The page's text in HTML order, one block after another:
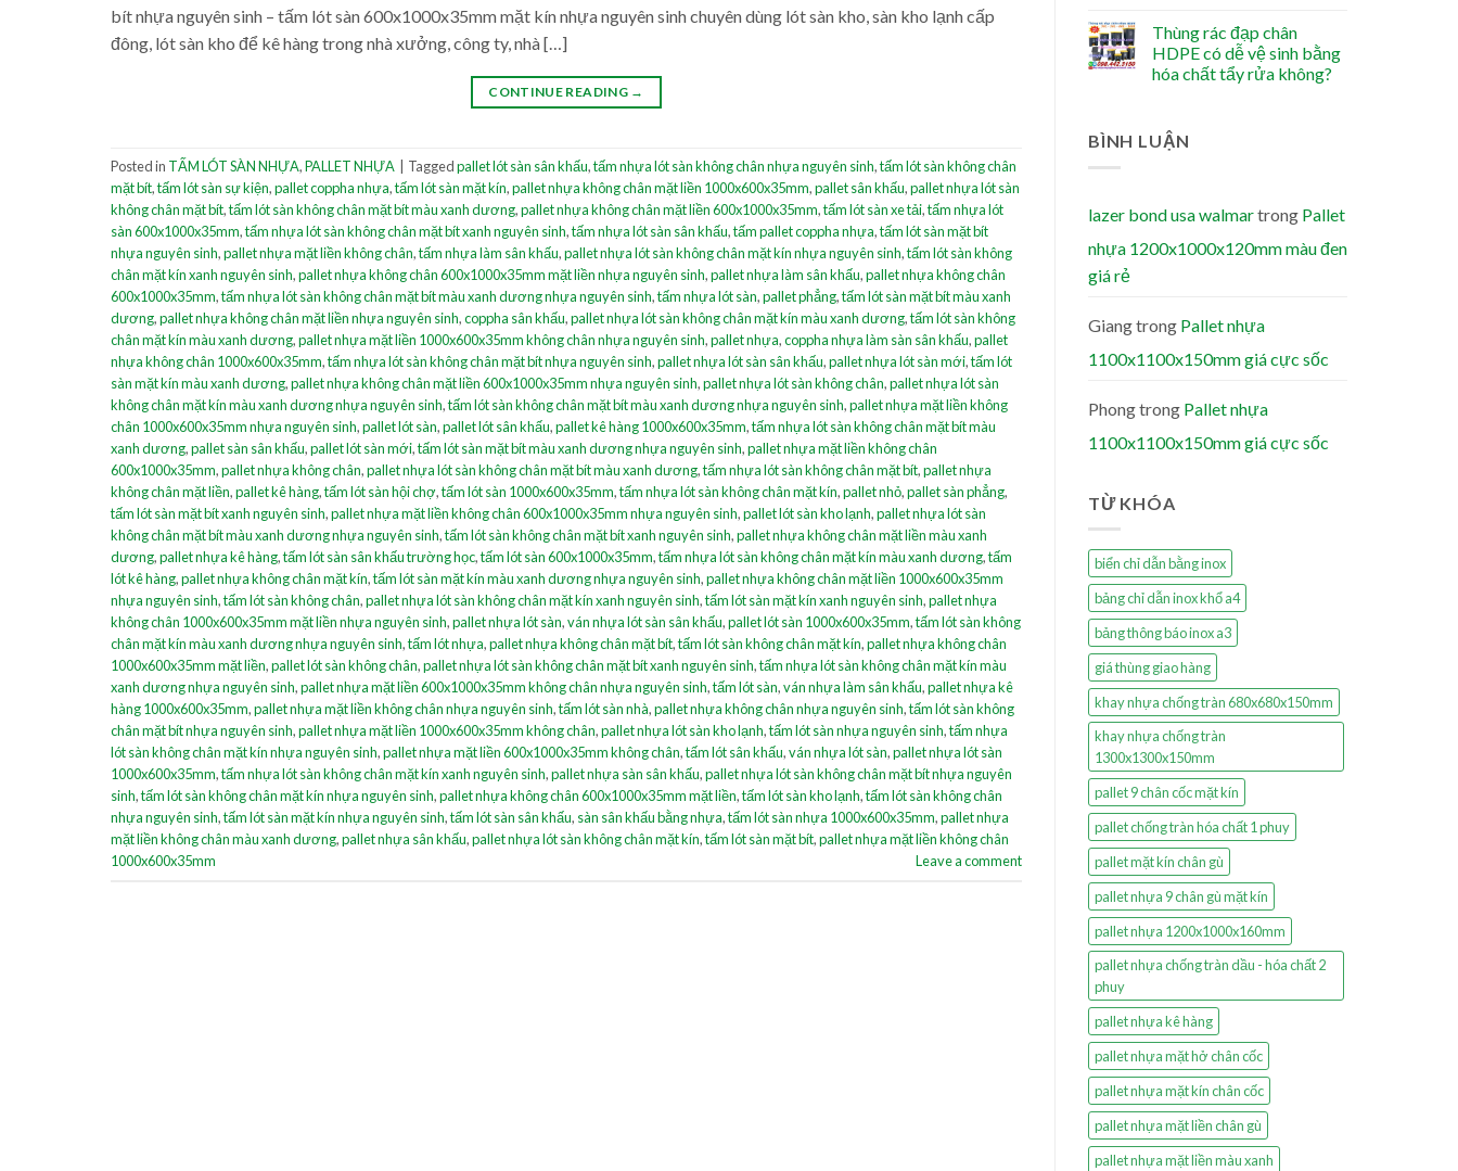
bít nhựa nguyên sinh – tấm lót sàn 600x1000x35mm mặt kín nhựa nguyên sinh chuyên dùng lót sàn kho, sàn kho lạnh cấp
đông, lót sàn kho để kê hàng trong nhà xưởng, công ty, nhà […]
CONTINUE READING →
Posted in TẤM LÓT SÀN NHỰA,PALLET NHỰA Taggedpallet lót sàn sân khấu,tấm nhựa lót sàn không chân nhựa nguyên sinh,tấm lót sàn không chân
mặt bít,tấm lót sàn sự kiện,pallet coppha nhựa,tấm lót sàn mặt kín,pallet nhựa không chân mặt liền 1000x600x35mm,pallet sân khấu,pallet nhựa lót sàn
không chân mặt bít,tấm lót sàn không chân mặt bít màu xanh dương,pallet nhựa không chân mặt liền 600x1000x35mm,tấm lót sàn xe tải,tấm nhựa lót
sàn 600x1000x35mm,tấm nhựa lót sàn không chân mặt bít xanh nguyên sinh,tấm nhựa lót sàn sân khấu,tấm pallet coppha nhựa,tấm lót sàn mặt bít
nhựa nguyên sinh,pallet nhựa mặt liền không chân,tấm nhựa làm sân khấu,pallet nhựa lót sàn không chân mặt kín nhựa nguyên sinh,tấm lót sàn không
chân mặt kín xanh nguyên sinh,pallet nhựa không chân 600x1000x35mm mặt liền nhựa nguyên sinh,pallet nhựa làm sân khấu,pallet nhựa không chân
600x1000x35mm,tấm nhựa lót sàn không chân mặt bít màu xanh dương nhựa nguyên sinh,tấm nhựa lót sàn,pallet phẳng,tấm lót sàn mặt bít màu xanh
dương,pallet nhựa không chân mặt liền nhựa nguyên sinh,coppha sân khấu,pallet nhựa lót sàn không chân mặt kín màu xanh dương,tấm lót sàn không
chân mặt kín màu xanh dương,pallet nhựa mặt liền 1000x600x35mm không chân nhựa nguyên sinh,pallet nhựa,coppha nhựa làm sàn sân khấu,pallet
nhựa không chân 1000x600x35mm,tấm nhựa lót sàn không chân mặt bít nhựa nguyên sinh,pallet nhựa lót sàn sân khấu,pallet nhựa lót sàn mới,tấm lót
sàn mặt kín màu xanh dương,pallet nhựa không chân mặt liền 600x1000x35mm nhựa nguyên sinh,pallet nhựa lót sàn không chân,pallet nhựa lót sàn
không chân mặt kín màu xanh dương nhựa nguyên sinh,tấm lót sàn không chân mặt bít màu xanh dương nhựa nguyên sinh,pallet nhựa mặt liền không
chân 1000x600x35mm nhựa nguyên sinh,pallet lót sàn,pallet lót sân khấu,pallet kê hàng 1000x600x35mm,tấm nhựa lót sàn không chân mặt bít màu
xanh dương,pallet sàn sân khấu,pallet lót sàn mới,tấm lót sàn mặt bít màu xanh dương nhựa nguyên sinh,pallet nhựa mặt liền không chân
600x1000x35mm,pallet nhựa không chân,pallet nhựa lót sàn không chân mặt bít màu xanh dương,tấm nhựa lót sàn không chân mặt bít,pallet nhựa
không chân mặt liền,pallet kê hàng,tấm lót sàn hội chợ,tấm lót sàn 1000x600x35mm,tấm nhựa lót sàn không chân mặt kín,pallet nhỏ,pallet sàn phẳng,
tấm lót sàn mặt bít xanh nguyên sinh,pallet nhựa mặt liền không chân 600x1000x35mm nhựa nguyên sinh,pallet lót sàn kho lạnh,pallet nhựa lót sàn
không chân mặt bít màu xanh dương nhựa nguyên sinh,tấm lót sàn không chân mặt bít xanh nguyên sinh,pallet nhựa không chân mặt liền màu xanh
dương,pallet nhựa kê hàng,tấm lót sàn sân khấu trường học,tấm lót sàn 600x1000x35mm,tấm nhựa lót sàn không chân mặt kín màu xanh dương,tấm
lót kê hàng,pallet nhựa không chân mặt kín,tấm lót sàn mặt kín màu xanh dương nhựa nguyên sinh,pallet nhựa không chân mặt liền 1000x600x35mm
nhựa nguyên sinh,tấm lót sàn không chân,pallet nhựa lót sàn không chân mặt kín xanh nguyên sinh,tấm lót sàn mặt kín xanh nguyên sinh,pallet nhựa
không chân 1000x600x35mm mặt liền nhựa nguyên sinh,pallet nhựa lót sàn,ván nhựa lót sàn sân khấu,pallet lót sàn 1000x600x35mm,tấm lót sàn không
chân mặt kín màu xanh dương nhựa nguyên sinh,tấm lót nhựa,pallet nhựa không chân mặt bít,tấm lót sàn không chân mặt kín,pallet nhựa không chân
1000x600x35mm mặt liền,pallet lót sàn không chân,pallet nhựa lót sàn không chân mặt bít xanh nguyên sinh,tấm nhựa lót sàn không chân mặt kín màu
xanh dương nhựa nguyên sinh,pallet nhựa mặt liền 600x1000x35mm không chân nhựa nguyên sinh,tấm lót sàn,ván nhựa làm sân khấu,pallet nhựa kê
hàng 1000x600x35mm,pallet nhựa mặt liền không chân nhựa nguyên sinh,tấm lót sàn nhà,pallet nhựa không chân nhựa nguyên sinh,tấm lót sàn không
chân mặt bít nhựa nguyên sinh,pallet nhựa mặt liền 1000x600x35mm không chân,pallet nhựa lót sàn kho lạnh,tấm lót sàn nhựa nguyên sinh,tấm nhựa
lót sàn không chân mặt kín nhựa nguyên sinh,pallet nhựa mặt liền 600x1000x35mm không chân,tấm lót sân khấu,ván nhựa lót sàn,pallet nhựa lót sàn
1000x600x35mm,tấm nhựa lót sàn không chân mặt kín xanh nguyên sinh,pallet nhựa sàn sân khấu,pallet nhựa lót sàn không chân mặt bít nhựa nguyên
sinh,tấm lót sàn không chân mặt kín nhựa nguyên sinh,pallet nhựa không chân 600x1000x35mm mặt liền,tấm lót sàn kho lạnh,tấm lót sàn không chân
nhựa nguyên sinh,tấm lót sàn mặt kín nhựa nguyên sinh,tấm lót sàn sân khấu, sàn sân khấu bằng nhựa,tấm lót sàn nhựa 1000x600x35mm,pallet nhựa
mặt liền không chân màu xanh dương,pallet nhựa sân khấu,pallet nhựa lót sàn không chân mặt kín,tấm lót sàn mặt bít,pallet nhựa mặt liền không chân
1000x600x35mm
Leave a comment
Thùng rác đạp chân
HDPE có dễ vệ sinh bằng
hóa chất tẩy rửa không?
BÌNH LUẬN
lazer bond usa walmartrong Pallet
nhựa 1200x1000x120mm màu đen
giá rẻ
Giangtrong Pallet nhựa
1100x1100x150mm giá cực sốc
Phongtrong Pallet nhựa
1100x1100x150mm giá cực sốc
TỪ KHÓA
biển chỉ dẫn bằng inox
bảng chỉ dẫn inox khổ a4
bảng thông báo inox a3
giá thùng giao hàng
khay nhựa chống tràn 680x680x150mm
khay nhựa chống tràn
1300x1300x150mm
pallet 9 chân cốc mặt kín
pallet chống tràn hóa chất 1 phuy
pallet mặt kín chân gù
pallet nhựa 9 chân gù mặt kín
pallet nhựa 1200x1000x160mm
pallet nhựa chống tràn dầu - hóa chất 2
phuy
pallet nhựa kê hàng
pallet nhựa mặt hở chân cốc
pallet nhựa mặt kín chân cốc
pallet nhựa mặt liền chân gù
pallet nhựa mặt liền màu xanh